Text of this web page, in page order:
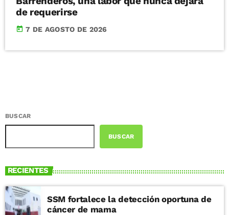
de requerirse
today 7 DE AGOSTO DE 2026
BUSCAR
BUSCAR
RECIENTES
SSM fortalece la detección oportuna de
cáncer de mama